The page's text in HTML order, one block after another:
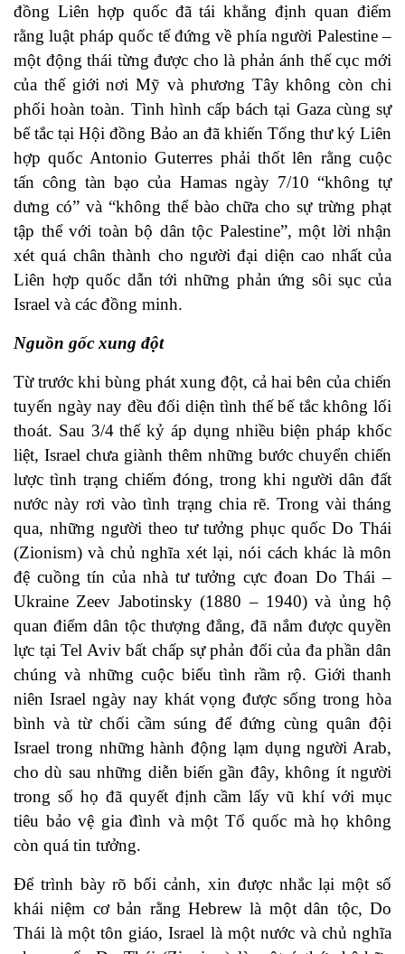
đồng Liên hợp quốc đã tái khẳng định quan điểm
rằng luật pháp quốc tế đứng về phía người Palestine –
một động thái từng được cho là phản ánh thế cục mới
của thế giới nơi Mỹ và phương Tây không còn chi
phối hoàn toàn. Tình hình cấp bách tại Gaza cùng sự
bế tắc tại Hội đồng Bảo an đã khiến Tổng thư ký Liên
hợp quốc Antonio Guterres phải thốt lên rằng cuộc
tấn công tàn bạo của Hamas ngày 7/10 “không tự
dưng có” và “không thể bào chữa cho sự trừng phạt
tập thể với toàn bộ dân tộc Palestine”, một lời nhận
xét quá chân thành cho người đại diện cao nhất của
Liên hợp quốc dẫn tới những phản ứng sôi sục của
Israel và các đồng minh.
Nguồn gốc xung đột
Từ trước khi bùng phát xung đột, cả hai bên của chiến
tuyến ngày nay đều đối diện tình thế bế tắc không lối
thoát. Sau 3/4 thế kỷ áp dụng nhiều biện pháp khốc
liệt, Israel chưa giành thêm những bước chuyển chiến
lược tình trạng chiếm đóng, trong khi người dân đất
nước này rơi vào tình trạng chia rẽ. Trong vài tháng
qua, những người theo tư tưởng phục quốc Do Thái
(Zionism) và chủ nghĩa xét lại, nói cách khác là môn
đệ cuồng tín của nhà tư tưởng cực đoan Do Thái –
Ukraine Zeev Jabotinsky (1880 – 1940) và ủng hộ
quan điểm dân tộc thượng đẳng, đã nắm được quyền
lực tại Tel Aviv bất chấp sự phản đối của đa phần dân
chúng và những cuộc biểu tình rầm rộ. Giới thanh
niên Israel ngày nay khát vọng được sống trong hòa
bình và từ chối cầm súng để đứng cùng quân đội
Israel trong những hành động lạm dụng người Arab,
cho dù sau những diễn biến gần đây, không ít người
trong số họ đã quyết định cầm lấy vũ khí với mục
tiêu bảo vệ gia đình và một Tổ quốc mà họ không
còn quá tin tưởng.
Để trình bày rõ bối cảnh, xin được nhắc lại một số
khái niệm cơ bản rằng Hebrew là một dân tộc, Do
Thái là một tôn giáo, Israel là một nước và chủ nghĩa